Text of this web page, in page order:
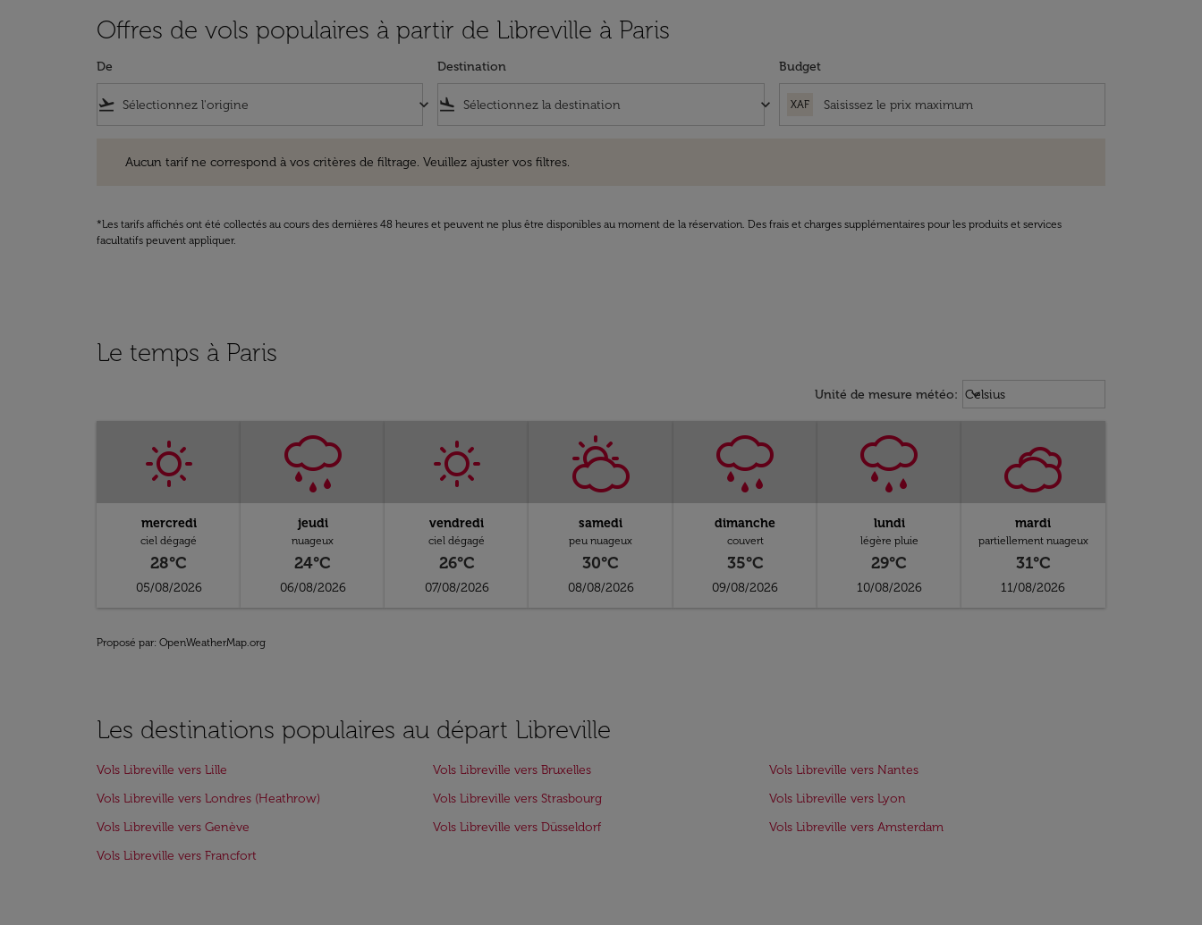
Offres de vols populaires à partir de Libreville à Paris
De
flight_takeoff keyboard_arrow_down
Destination
flight_land keyboard_arrow_down
Budget
XAF
Aucun tarif ne correspond à vos critères de filtrage. Veuillez ajuster vos filtres.
*Les tarifs affichés ont été collectés au cours des dernières 48 heures et peuvent ne plus être disponibles au moment de la réservation. Des frais et charges supplémentaires pour les produits et services
facultatifs peuvent appliquer.
Le temps à Paris
Unité de mesure météo: Weather unit option Celsius
Celsius
keyboard_arrow_down
mercredi
ciel dégagé
28°C
05/08/2026
jeudi
nuageux
24°C
06/08/2026
vendredi
ciel dégagé
26°C
07/08/2026
samedi
peu nuageux
30°C
08/08/2026
dimanche
couvert
35°C
09/08/2026
lundi
légère pluie
29°C
10/08/2026
mardi
partiellement nuageux
31°C
11/08/2026
Proposé par: OpenWeatherMap.org
Les destinations populaires au départ Libreville
Vols Libreville vers Lille Vols Libreville vers Bruxelles
Vols Libreville vers Nantes
Vols Libreville vers Londres (Heathrow)
Vols Libreville vers Strasbourg
Vols Libreville vers Lyon
Vols Libreville vers Genève
Vols Libreville vers Düsseldorf
Vols Libreville vers Amsterdam
Vols Libreville vers Francfort